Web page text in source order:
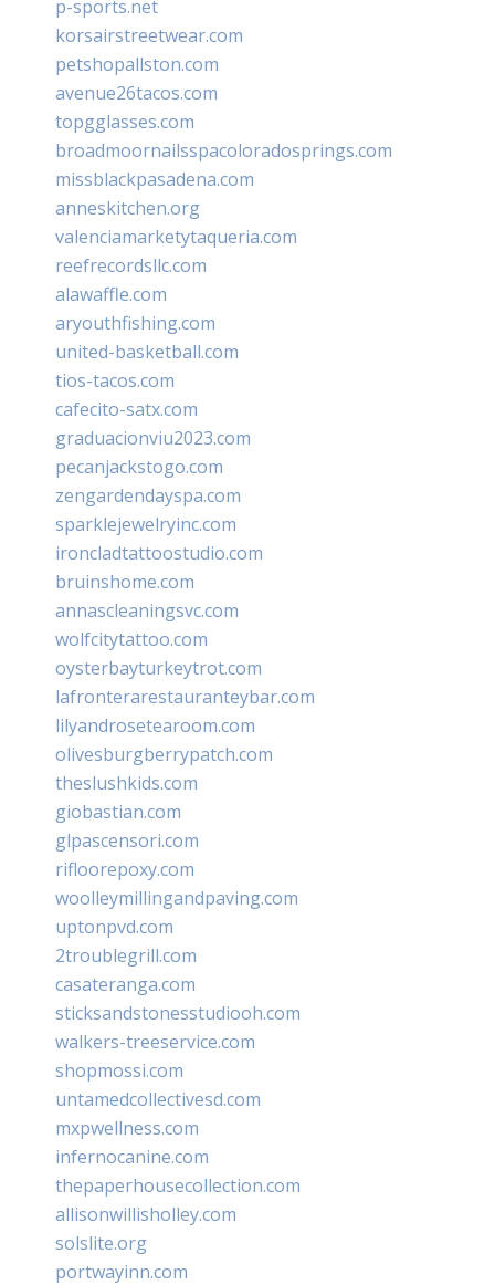
p-sports.net
korsairstreetwear.com
petshopallston.com
avenue26tacos.com
topgglasses.com
broadmoornailsspacoloradosprings.com
missblackpasadena.com
anneskitchen.org
valenciamarketytaqueria.com
reefrecordsllc.com
alawaffle.com
aryouthfishing.com
united-basketball.com
tios-tacos.com
cafecito-satx.com
graduacionviu2023.com
pecanjackstogo.com
zengardendayspa.com
sparklejewelryinc.com
ironcladtattoostudio.com
bruinshome.com
annascleaningsvc.com
wolfcitytattoo.com
oysterbayturkeytrot.com
lafronterarestauranteybar.com
lilyandrosetearoom.com
olivesburgberrypatch.com
theslushkids.com
giobastian.com
glpascensori.com
rifloorepoxy.com
woolleymillingandpaving.com
uptonpvd.com
2troublegrill.com
casateranga.com
sticksandstonesstudiooh.com
walkers-treeservice.com
shopmossi.com
untamedcollectivesd.com
mxpwellness.com
infernocanine.com
thepaperhousecollection.com
allisonwillisholley.com
solslite.org
portwayinn.com